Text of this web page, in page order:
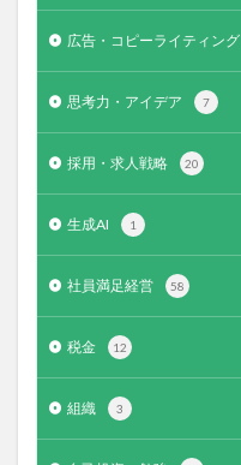
広告・コピーライティング
思考力・アイデア 7
採用・求人戦略 20
生成AI 1
社員満足経営 58
税金 12
組織 3